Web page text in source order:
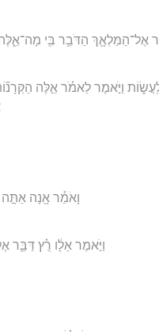
אֶל־הַמַּלְאָ֛ךְ הַדֹּבֵ֥ר בִּ֖י מָה־אֵ֑לֶּה
וַיֹּ֣אמֶר לֵאמֹ֗ר אֵ֣לֶּה
וָאֹמַ֕ר אָ֖נָה אַתָּ֣ה
וַיֹּ֣אמֶר אֵלָ֔ו רֻ֗ץ דַּבֵּ֛ר